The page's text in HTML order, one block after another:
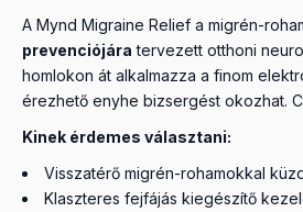
A Mynd Migraine Relief a migrén-
prevenciójára tervezett otthoni
homlokon át alkalmazza a finom
érezhető enyhe bizsergést okozhat.
Kinek érdemes választani:
Visszatérő migrén-rohamokkal
Klaszteres fejfájás kiegészítő